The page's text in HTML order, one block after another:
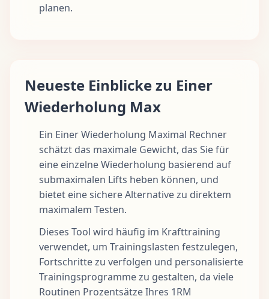
planen.
Neueste Einblicke zu Einer
Wiederholung Max
Ein Einer Wiederholung Maximal Rechner
schätzt das maximale Gewicht, das Sie für
eine einzelne Wiederholung basierend auf
submaximalen Lifts heben können, und
bietet eine sichere Alternative zu direktem
maximalem Testen.
Dieses Tool wird häufig im Krafttraining
verwendet, um Trainingslasten festzulegen,
Fortschritte zu verfolgen und personalisierte
Trainingsprogramme zu gestalten, da viele
Routinen Prozentsätze Ihres 1RM